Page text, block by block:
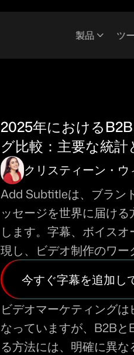
製品 ツ
2025年における
グ比較：主要な統計
クリスティーン・ウ
Add Subtitleは、ブラン
ッセージを世界に届け
します。字幕、ボイス
現し、ビデオ制作のワー
今すぐ字幕を追加し
ビデオマーケティング
なっていますが、B2B
る方法には、明確に異